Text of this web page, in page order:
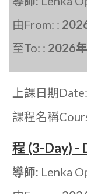
由From: :
至To: : 2026
上課日期
課程名稱
程 (3-Day) -
導師: Lenka